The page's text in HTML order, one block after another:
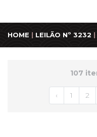
HOME | LEILÃO Nº 3232
107
‹ 1 2